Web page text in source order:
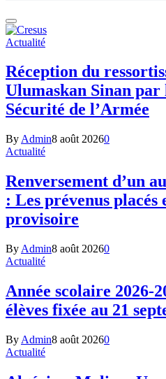
Actualité
Réception du
Ulumaskan Sinan par
Sécurité de l’Armée
By Admin8 août 20260
Actualité
Renversement d’un
: Les prévenus placés
provisoire
By Admin8 août 20260
Actualité
Année scolaire 2026-
élèves fixée au 21
By Admin8 août 20260
Actualité